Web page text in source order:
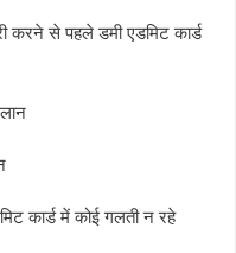
करने से पहले डमी एडमिट कार्ड
कार्ड में कोई गलती न रहे